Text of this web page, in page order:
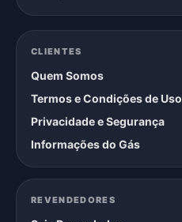
CLIENTES
Quem Somos
Termos e Condições de Uso
Privacidade e Segurança
Informações do Gás
REVENDEDORES